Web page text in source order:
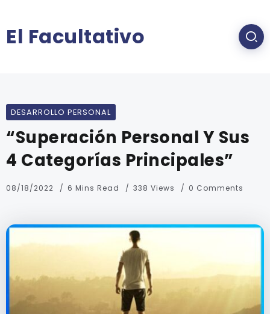
El Facultativo
DESARROLLO PERSONAL
“Superación Personal Y Sus
4 Categorías Principales”
08/18/2022 6 Mins Read 338 Views 0 Comments